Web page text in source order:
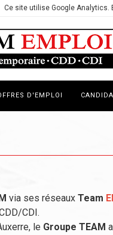
Ce site utilise Google Analytics.
D'EMPLOI
via ses réseaux Team
CDI.
le Groupe TEAM